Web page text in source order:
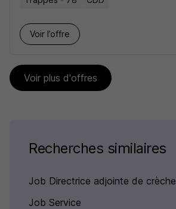
Voir l’offre
Voir plus d'offres
Recherches similaires
Job Directrice adjointe de crèche
Job Service